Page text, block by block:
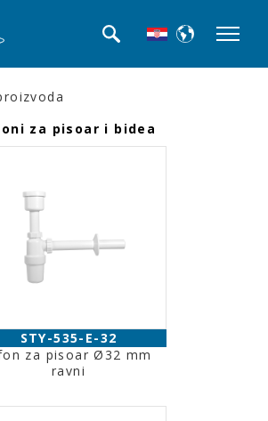
za pisoar i bidea
STY-535-E-32
za pisoar Ø32 mm
ravni